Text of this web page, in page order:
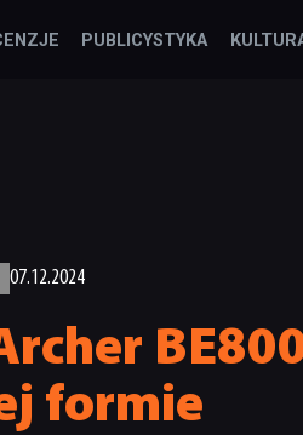
PUBLICYSTYKA
07.12.2024
formie